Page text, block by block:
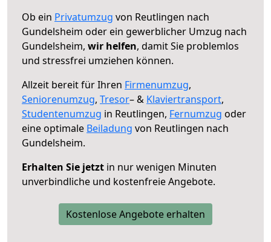
Ob ein Privatumzug von Reutlingen nach
Gundelsheim oder ein gewerblicher Umzug nach
Gundelsheim, wir helfen, damit Sie problemlos
und stressfrei umziehen können.
Allzeit bereit für Ihren Firmenumzug,
Seniorenumzug, Tresor– & Klaviertransport,
Studentenumzug in Reutlingen, Fernumzug oder
eine optimale Beiladung von Reutlingen nach
Gundelsheim.
Erhalten Sie jetzt in nur wenigen Minuten
unverbindliche und kostenfreie Angebote.
Kostenlose Angebote erhalten